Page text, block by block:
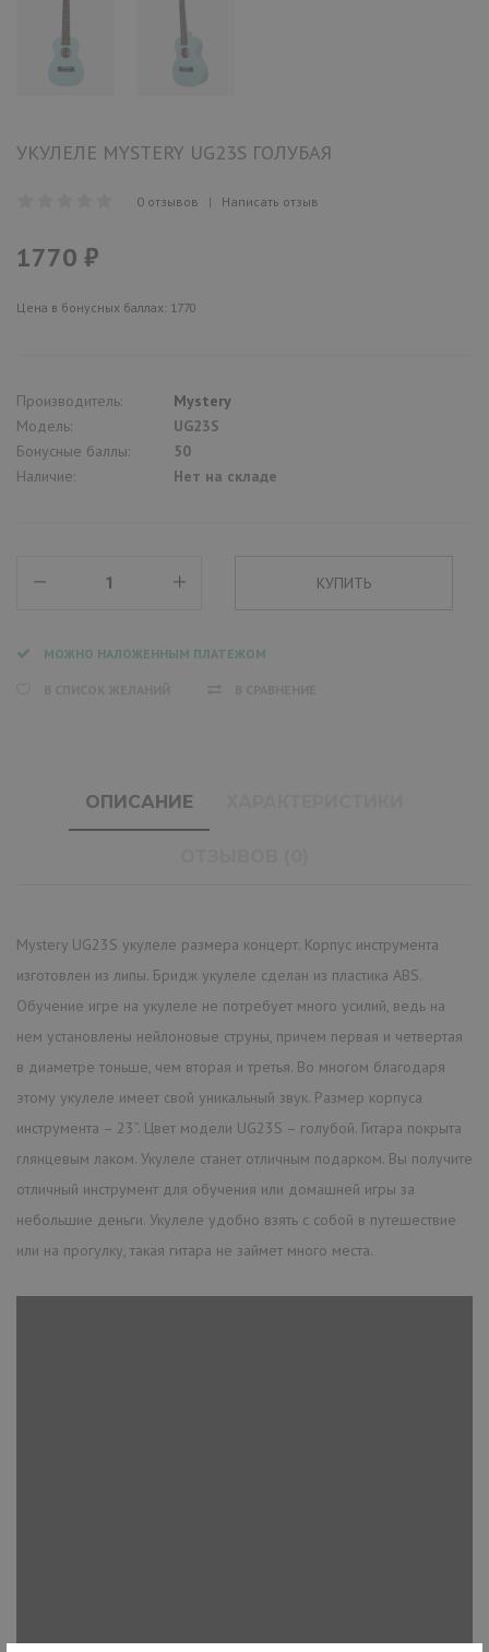
УКУЛЕЛЕ MYSTERY UG23S ГОЛУБАЯ
0 отзывов | Написать отзыв
1770 ₽
Цена в бонусных баллах: 1770
Производитель:
Mystery
Модель:
UG23S
Бонусные баллы:
50
Наличие:
Нет на складе
МОЖНО НАЛОЖЕННЫМ ПЛАТЕЖОМ
ОПИСАНИЕ
Mystery UG23S укулеле размера концерт. Корпус инструмента
изготовлен из липы. Бридж укулеле сделан из пластика ABS.
Обучение игре на укулеле не потребует много усилий, ведь на
нем установлены нейлоновые струны, причем первая и четвертая
в диаметре тоньше, чем вторая и третья. Во многом благодаря
этому укулеле имеет свой уникальный звук. Размер корпуса
инструмента – 23”. Цвет модели UG23S – голубой. Гитара покрыта
глянцевым лаком. Укулеле станет отличным подарком. Вы получите
отличный инструмент для обучения или домашней игры за
небольшие деньги. Укулеле удобно взять с собой в путешествие
или на прогулку, такая гитара не займет много места.